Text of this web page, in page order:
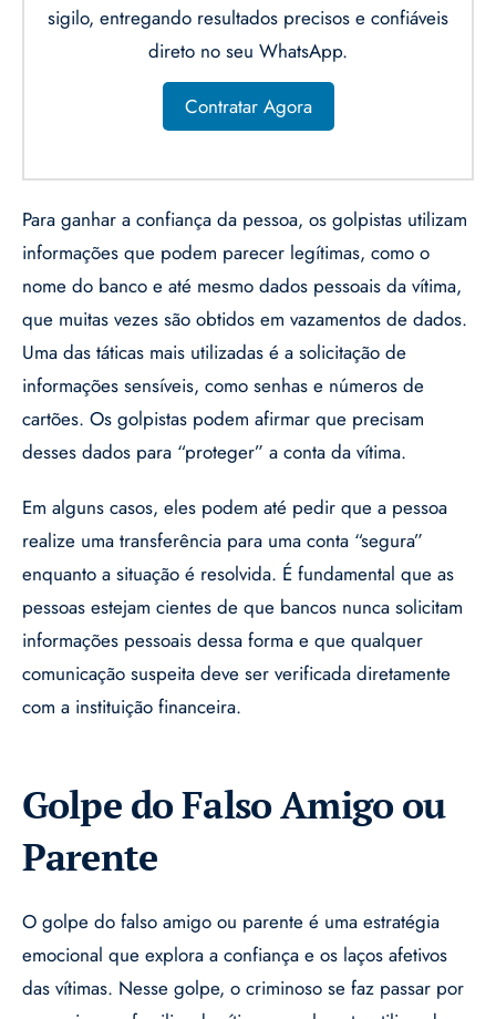
sigilo, entregando resultados precisos e confiáveis
direto no seu WhatsApp.
Contratar Agora
Para ganhar a confiança da pessoa, os golpistas utilizam
informações que podem parecer legítimas, como o
nome do banco e até mesmo dados pessoais da vítima,
que muitas vezes são obtidos em vazamentos de dados.
Uma das táticas mais utilizadas é a solicitação de
informações sensíveis, como senhas e números de
cartões. Os golpistas podem afirmar que precisam
desses dados para “proteger” a conta da vítima.
Em alguns casos, eles podem até pedir que a pessoa
realize uma transferência para uma conta “segura”
enquanto a situação é resolvida. É fundamental que as
pessoas estejam cientes de que bancos nunca solicitam
informações pessoais dessa forma e que qualquer
comunicação suspeita deve ser verificada diretamente
com a instituição financeira.
Golpe do Falso Amigo ou
Parente
O golpe do falso amigo ou parente é uma estratégia
emocional que explora a confiança e os laços afetivos
das vítimas. Nesse golpe, o criminoso se faz passar por